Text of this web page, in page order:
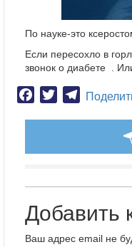
По науке-это
Если пересохло в
звонок о диабете .
Facebook
TwitterTelegram
Добавить
Ваш адрес email не